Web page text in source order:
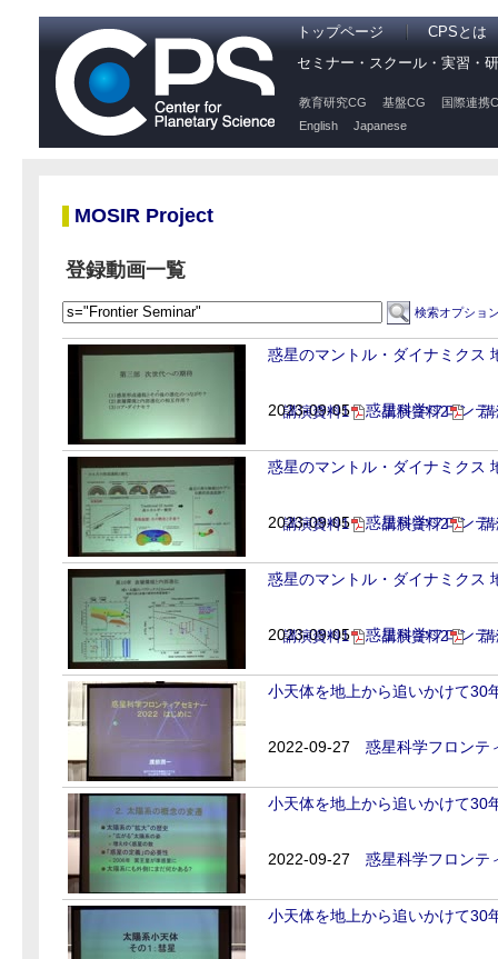
トップページ
CPSとは
セミナー・スクール・実習・
教育研究CG 基盤CG
国際連携
English
Japanese
MOSIR Project
登録動画一覧
検索オプショ
惑星のマントル・ダイナミクス
2023-09-05 惑星科学フロンテ
講演資料1 講演資料2
惑星のマントル・ダイナミクス
2023-09-05 惑星科学フロンテ
講演資料1 講演資料2
惑星のマントル・ダイナミクス
2023-09-05 惑星科学フロンテ
講演資料1 講演資料2
小天体を地上から追いかけて30
2022-09-27 惑星科学フロンテ
小天体を地上から追いかけて30
2022-09-27 惑星科学フロンテ
小天体を地上から追いかけて30